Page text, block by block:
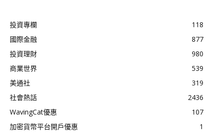
投資專欄
118
國際金融
877
投資理財
980
商業世界
539
美通社
319
社會熱話
2436
WavingCat優惠
107
加密貨幣平台開戶優惠
1